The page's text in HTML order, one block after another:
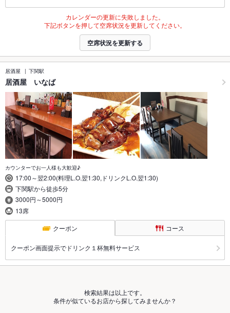
カレンダーの更新に失敗しました。
下記ボタンを押して空席状況を更新してください。
空席状況を更新する
居酒屋 下関駅
居酒屋 いなば
カウンターでお一人様も大歓迎♪
17:00～翌2:00(料理L.O.翌1:30,ドリンクL.O.翌1:30)
下関駅から徒歩5分
3000円～5000円
13席
クーポン コース
クーポン画面提示でドリンク１杯無料サービス
検索結果は以上です。
条件が似ているお店から探してみませんか？